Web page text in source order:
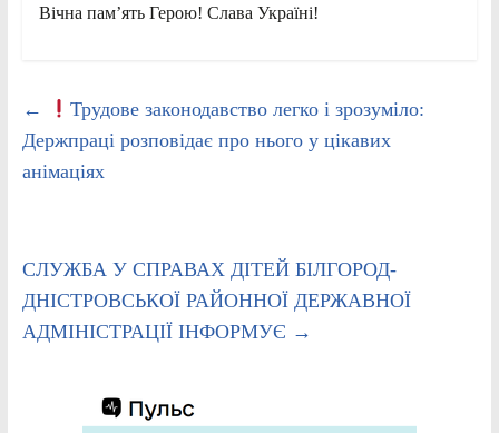
Вічна пам’ять Герою! Слава Україні!
←
Трудове законодавство легко і зрозуміло:
Держпраці розповідає про нього у цікавих
анімаціях
СЛУЖБА У СПРАВАХ ДІТЕЙ БІЛГОРОД-
ДНІСТРОВСЬКОЇ РАЙОННОЇ ДЕРЖАВНОЇ
АДМІНІСТРАЦІЇ ІНФОРМУЄ →